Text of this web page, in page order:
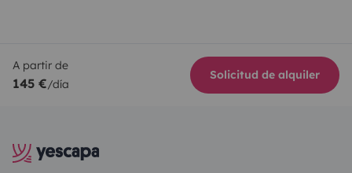
A partir de
145 €/día
Solicitud de alquiler